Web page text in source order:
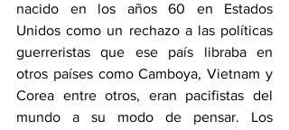
nacido en los años 60 en Estados
Unidos como un rechazo a las políticas
guerreristas que ese país libraba en
otros países como Camboya, Vietnam y
Corea entre otros, eran pacifistas del
mundo a su modo de pensar. Los